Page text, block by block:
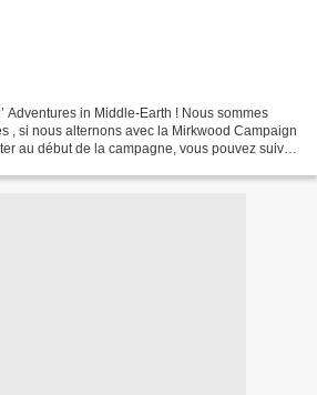
Adventures in Middle-Earth ! Nous sommes
, si nous alternons avec la Mirkwood Campaign
au début de la campagne, vous pouvez suivre